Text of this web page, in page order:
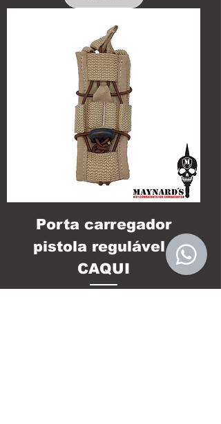
Porta carregador
pistola regulável -
CAQUI